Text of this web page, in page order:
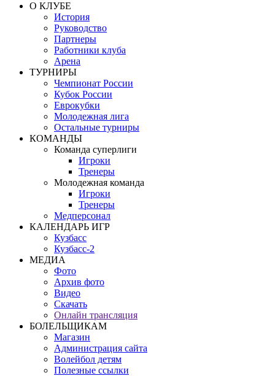
О КЛУБЕ
История
Руководство
Партнеры
Работники клуба
Арена
ТУРНИРЫ
Чемпионат России
Кубок России
Еврокубки
Молодежная лига
Остальные турниры
КОМАНДЫ
Команда суперлиги
Игроки
Тренеры
Молодежная команда
Игроки
Тренеры
Медперсонал
КАЛЕНДАРЬ ИГР
Кузбасс
Кузбасс-2
МЕДИА
Фото
Архив фото
Видео
Скачать
Онлайн трансляция
БОЛЕЛЬЩИКАМ
Магазин
Администрация сайта
Волейбол детям
Полезные ссылки